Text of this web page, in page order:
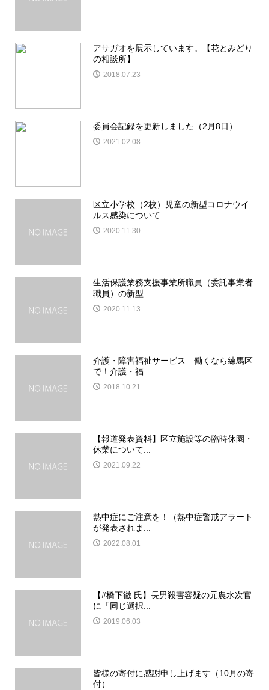
アサガオを展示しています。【花とみどり
の相談所】
2018.07.23
委員会記録を更新しました（2月8日）
2021.02.08
区立小学校（2校）児童の新型コロナウイ
ルス感染について
2020.11.30
生活保護業務支援事業所職員（委託事業者
職員）の新型...
2020.11.13
介護・障害福祉サービス 働くなら練馬区
で！介護・福...
2018.10.21
【報道発表資料】区立施設等の臨時休園・
休業について...
2021.09.22
熱中症にご注意を！（熱中症警戒アラート
が発表されま...
2022.08.01
【#橋下徹 氏】長男殺害容疑の元農水次官
に「同じ選択...
2019.06.03
皆様の寄付に感謝申し上げます（10月の寄
付）